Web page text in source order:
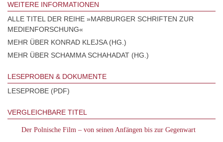
WEITERE INFORMATIONEN
ALLE TITEL DER REIHE »MARBURGER SCHRIFTEN ZUR
MEDIENFORSCHUNG«
MEHR ÜBER KONRAD KLEJSA (HG.)
MEHR ÜBER SCHAMMA SCHAHADAT (HG.)
LESEPROBEN & DOKUMENTE
LESEPROBE (PDF)
VERGLEICHBARE TITEL
Der Polnische Film – von seinen Anfängen bis zur Gegenwart